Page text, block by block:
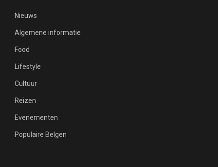
Nieuws
Algemene informatie
Food
Lifestyle
Cultuur
Reizen
Evenementen
Populaire Belgen